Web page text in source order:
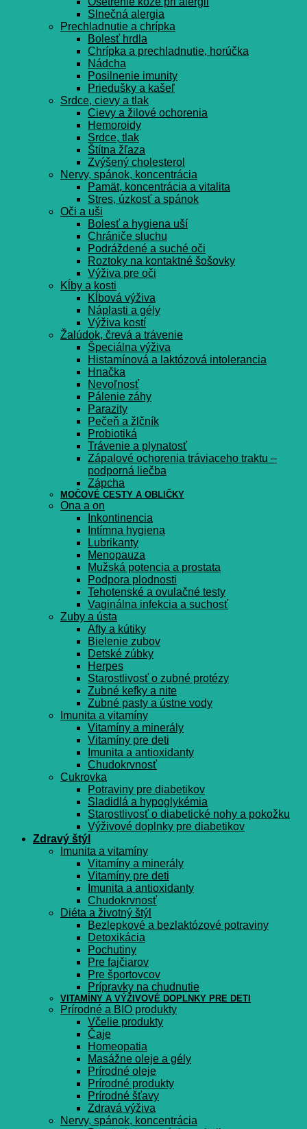
Slnečná alergia
Prechladnutie a chrípka
Bolesť hrdla
Chrípka a prechladnutie, horúčka
Nádcha
Posilnenie imunity
Priedušky a kašeľ
Srdce, cievy a tlak
Cievy a žilové ochorenia
Hemoroidy
Srdce, tlak
Štítna žľaza
Zvýšený cholesterol
Nervy, spánok, koncentrácia
Pamät, koncentrácia a vitalita
Stres, úzkosť a spánok
Oči a uši
Bolesť a hygiena uší
Chrániče sluchu
Podráždené a suché oči
Roztoky na kontaktné šošovky
Výživa pre oči
Kĺby a kosti
Kĺbová výživa
Náplasti a gély
Výživa kostí
Žalúdok, črevá a trávenie
Špeciálna výživa
Histamínová a laktózová intolerancia
Hnačka
Nevoľnosť
Pálenie záhy
Parazity
Pečeň a žlčník
Probiotiká
Trávenie a plynatosť
Zápalové ochorenia tráviaceho traktu –
podporná liečba
Zápcha
MOČOVÉ CESTY A OBLIČKY
Ona a on
Inkontinencia
Intímna hygiena
Lubrikanty
Menopauza
Mužská potencia a prostata
Podpora plodnosti
Tehotenské a ovulačné testy
Vaginálna infekcia a suchosť
Zuby a ústa
Afty a kútiky
Bielenie zubov
Detské zúbky
Herpes
Starostlivosť o zubné protézy
Zubné kefky a nite
Zubné pasty a ústne vody
Imunita a vitamíny
Vitamíny a minerály
Vitamíny pre deti
Imunita a antioxidanty
Chudokrvnosť
Cukrovka
Potraviny pre diabetikov
Sladidlá a hypoglykémia
Starostlivosť o diabetické nohy a pokožku
Výživové doplnky pre diabetikov
Zdravý štýl
Imunita a vitamíny
Vitamíny a minerály
Vitamíny pre deti
Imunita a antioxidanty
Chudokrvnosť
Diéta a životný štýl
Bezlepkové a bezlaktózové potraviny
Detoxikácia
Pochutiny
Pre fajčiarov
Pre športovcov
Prípravky na chudnutie
VITAMÍNY A VÝŽIVOVÉ DOPLNKY PRE DETI
Prírodné a BIO produkty
Včelie produkty
Čaje
Homeopatia
Masážne oleje a gély
Prírodné oleje
Prírodné produkty
Prírodné šťavy
Zdravá výživa
Nervy, spánok, koncentrácia